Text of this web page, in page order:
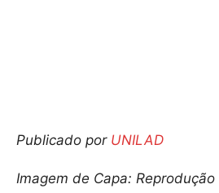
Publicado por UNILAD
Imagem de Capa: Reprodução